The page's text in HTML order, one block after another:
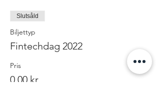
Slutsåld
Biljettyp
Fintechdag 2022
Pris
0,00 kr